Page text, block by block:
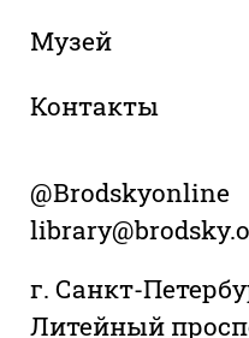
Музей
Контакты
@Brodskyonline
г. Санкт-
Литейный